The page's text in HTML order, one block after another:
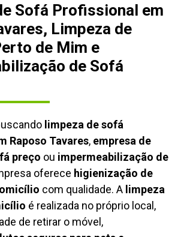
Sofá Profissional em
Limpeza de
de Mim e
de Sofá
limpeza de sofá
Raposo Tavares, empresa de
preço ou impermeabilização de
oferece higienização de
com qualidade. A limpeza
é realizada no próprio local,
de retirar o móvel,